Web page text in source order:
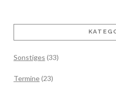
Sonstiges (33)
Termine(23)